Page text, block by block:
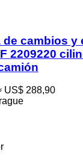
de cambios y
2209220
US$ 288,90